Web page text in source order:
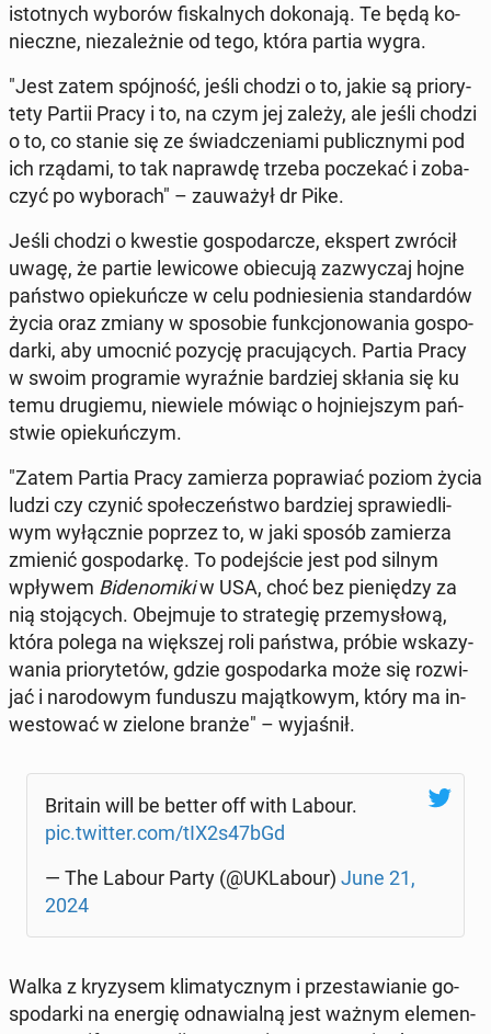
istot­nych wyborów fi­skal­nych do­ko­na­ją. Te będą ko­
niecz­ne, nie­za­leż­nie od tego, która partia wygra.
"Jest zatem spój­ność, jeśli chodzi o to, jakie są prio­ry­
te­ty Partii Pracy i to, na czym jej zależy, ale jeśli chodzi
o to, co stanie się ze świad­cze­nia­mi pu­blicz­ny­mi pod
ich rządami, to tak na­praw­dę trzeba po­cze­kać i zo­ba­
czyć po wy­bo­rach" – za­uwa­żył dr Pike.
Jeśli chodzi o kwestie go­spo­dar­cze, ekspert zwrócił
uwagę, że partie le­wi­co­we obie­cu­ją za­zwy­czaj hojne
państwo opie­kuń­cze w celu pod­nie­sie­nia stan­dar­dów
życia oraz zmiany w spo­so­bie funk­cjo­no­wa­nia go­spo­
dar­ki, aby umocnić pozycję pra­cu­ją­cych. Partia Pracy
w swoim pro­gra­mie wy­raź­nie bar­dziej skłania się ku
temu dru­gie­mu, nie­wie­le mówiąc o hoj­niej­szym pań­
stwie opie­kuń­czym.
"Zatem Partia Pracy za­mie­rza po­pra­wiać poziom życia
ludzi czy czynić spo­łe­czeń­stwo bar­dziej spra­wie­dli­
wym wy­łącz­nie poprzez to, w jaki sposób za­mie­rza
zmienić go­spo­dar­kę. To po­dej­ście jest pod silnym
wpływem Bi­de­no­mi­kiw USA, choć bez pie­nię­dzy za
nią sto­ją­cych. Obej­mu­je to stra­te­gię prze­my­sło­wą,
która polega na więk­szej roli państwa, próbie wska­zy­
wa­nia prio­ry­te­tów, gdzie go­spo­dar­ka może się roz­wi­
jać i na­ro­do­wym fun­du­szu ma­jąt­ko­wym, który ma in­
we­sto­wać w zielone branże" – wy­ja­śnił.
Britain will be better off with Labour.
pic.twitter.com/tIX2s47bGd
— The Labour Party (@UKLa­bo­ur) June 21,
2024
Walka z kry­zy­sem kli­ma­tycz­nym i prze­sta­wia­nie go­
spo­dar­ki na energię od­na­wial­ną jest ważnym ele­men­